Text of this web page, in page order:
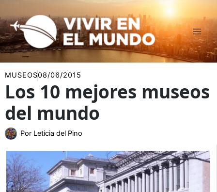
al
contenido
MUSEOS08/06/2015
Los 10 mejores museos
del mundo
Por Leticia del Pino